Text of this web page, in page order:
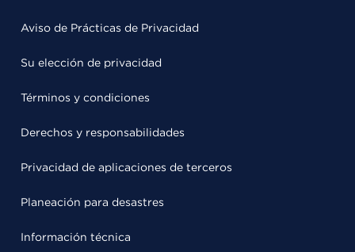
Aviso de Prácticas de Privacidad
Su elección de privacidad
Términos y condiciones
Derechos y responsabilidades
Privacidad de aplicaciones de terceros
Planeación para desastres
Información técnica